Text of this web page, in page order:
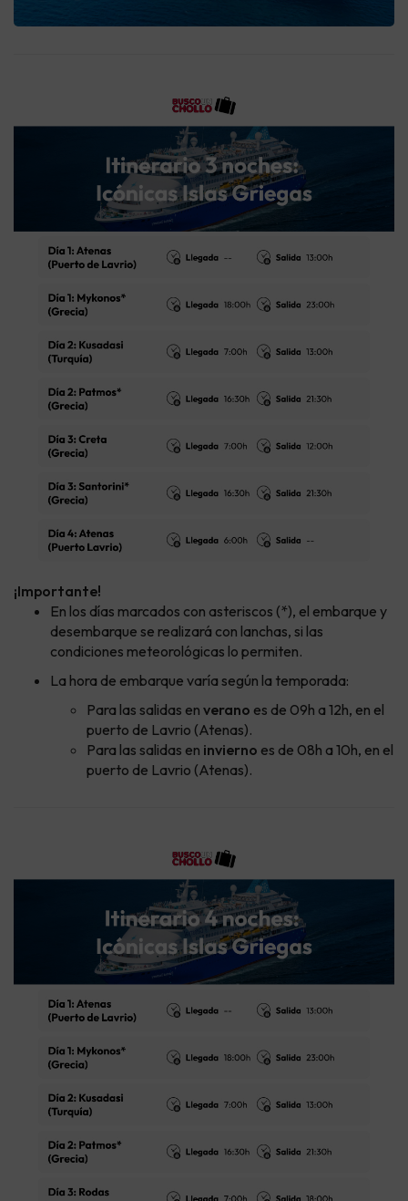
¡Importante!
En los días marcados con asteriscos (*), el embarque y
desembarque se realizará con lanchas, si las
condiciones meteorológicas lo permiten.
La hora de embarque varía según la temporada:
Para las salidas en verano es de 09h a 12h, en el
puerto de Lavrio (Atenas).
Para las salidas en invierno es de 08h a 10h, en el
puerto de Lavrio (Atenas).